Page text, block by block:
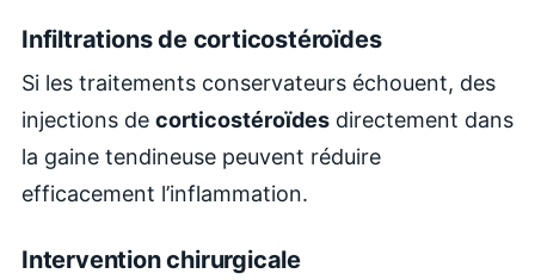
Infiltrations de corticostéroïdes
Si les traitements conservateurs échouent, des
injections de corticostéroïdes directement dans
la gaine tendineuse peuvent réduire
efficacement l’inflammation.
Intervention chirurgicale